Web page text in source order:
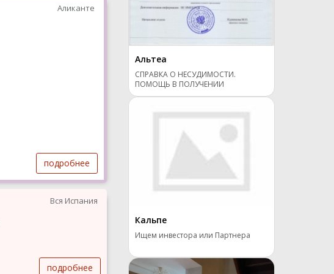
Аликанте
подробнее
Вся Испания
подробнее
Альтеа
СПРАВКА О НЕСУДИМОСТИ.
ПОМОЩЬ В ПОЛУЧЕНИИ
Кальпе
Ищем инвестора или Партнера